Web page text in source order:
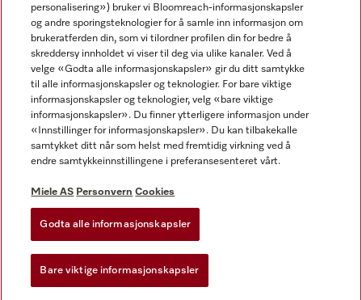
Miele AS
Vilkår og betingelser
Vilkår for bruk
Miele tilgjengelighetserklæring
Miele på Facebook
Miele på Youtube
Miele på Instagram
personalisering») bruker vi Bloomreach-informasjonskapsler
og andre sporingsteknologier for å samle inn informasjon om
brukeratferden din, som vi tilordner profilen din for bedre å
skreddersy innholdet vi viser til deg via ulike kanaler. Ved å
velge «Godta alle informasjonskapsler» gir du ditt samtykke
til alle informasjonskapsler og teknologier. For bare viktige
informasjonskapsler og teknologier, velg «bare viktige
informasjonskapsler». Du finner ytterligere informasjon under
«Innstillinger for informasjonskapsler». Du kan tilbakekalle
samtykket ditt når som helst med fremtidig virkning ved å
endre samtykkeinnstillingene i preferansesenteret vårt.
Miele AS Personvern Cookies
Godta alle informasjonskapsler
Bare viktige informasjonskapsler